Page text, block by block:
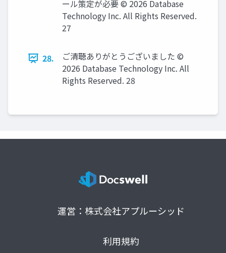
ール策定が必要 © 2026 Database
Technology Inc. All Rights Reserved.
27
28.
ご清聴ありがとうございました ©
2026 Database Technology Inc. All
Rights Reserved. 28
運営：株式会社アプルーシッド
利用規約